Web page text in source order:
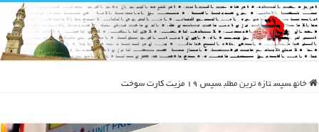
خانه سپس تازه ترین مطلب سپس 19 مزیت کارت سوخت